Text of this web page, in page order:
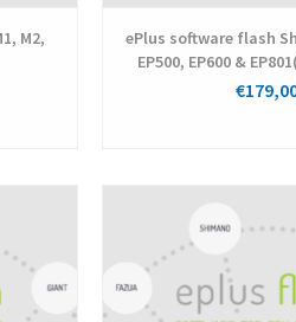
M2,
ePlus software flash
EP500, EP600 &
onze
Bekijken